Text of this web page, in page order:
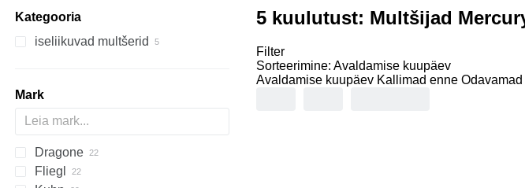
Kategooria
iseliikuvad multšerid
Mark
AS
GKR
PARK
Z-series
CK
Sirio
Dragone
VL
SMK
Fliegl
5 kuulutust: Multšijad
Filter
Sorteerimine: Avaldamise kuupäev
Avaldamise kuupäev Kallimad enne